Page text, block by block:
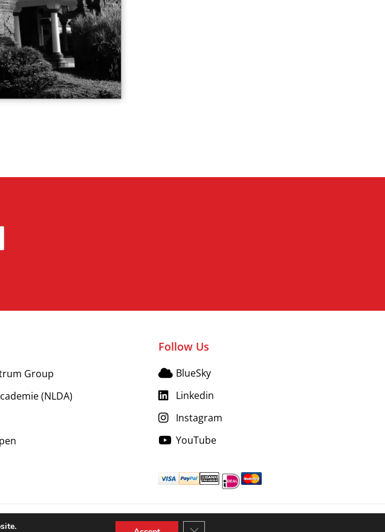
Group
(NLDA)
Follow Us
BlueSky
Linkedin
Instagram
YouTube
Close GDPR Cookie Banner